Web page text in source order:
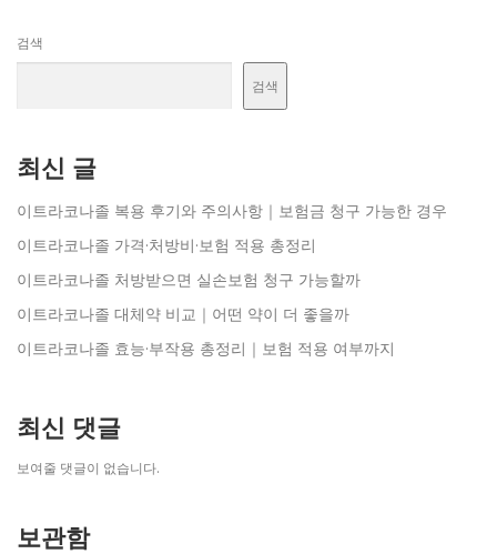
검색
검색
최신 글
이트라코나졸 복용 후기와 주의사항｜보험금 청구 가능한 경우
이트라코나졸 가격·처방비·보험 적용 총정리
이트라코나졸 처방받으면 실손보험 청구 가능할까
이트라코나졸 대체약 비교｜어떤 약이 더 좋을까
이트라코나졸 효능·부작용 총정리｜보험 적용 여부까지
최신 댓글
보여줄 댓글이 없습니다.
보관함